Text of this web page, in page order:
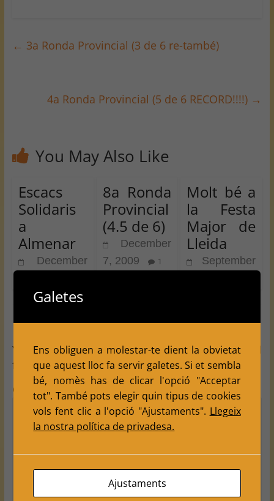
← 3a Ronda Provincial (3 de 6 re-també)
4a Ronda Provincial (5 de 6 RECORD!!!!) →
You May Also Like
Escacs
Solidaris
a
Almenar
December
8a Ronda
Provincial
(4.5 de 6)
December
7, 2009
1
Molt bé a
la Festa
Major de
Lleida
September
Leave a Reply
Your email address will not be published. Required
fields are marked*
Comment*
Galetes
Ens obliguen a molestar-te dient la obvietat
que aquest lloc fa servir galetes. Si et sembla
bé, nomès has de clicar l'opció "Acceptar
tot". També pots elegir quin tipus de cookies
vols fent clic a l'opció "Ajustaments". Llegeix
la nostra política de privadesa.
Ajustaments